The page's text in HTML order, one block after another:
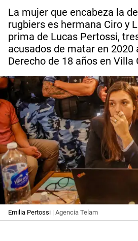
La mujer que encabeza la
rugbiers es hermana Ciro y
prima de Lucas Pertossi,
acusados de matar en 2020
Derecho de 18 años en Villa
Emilia Pertossi | Agencia Telam